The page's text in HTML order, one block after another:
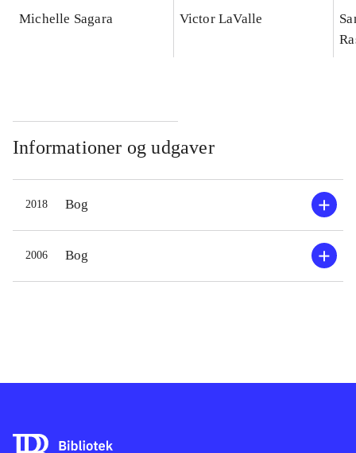
Michelle Sagara
Victor LaValle
Informationer og udgaver
2018 Bog
2006 Bog